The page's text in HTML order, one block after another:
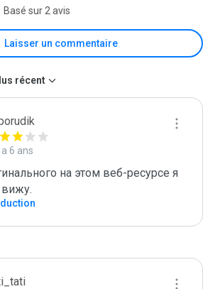
Basé sur 2 avis
Laisser un commentaire
récent
a 6 ans
на этом веб-ресурсе я
вижу.